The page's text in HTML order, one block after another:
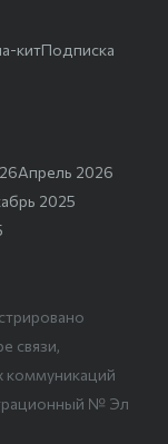
китПодписка
Апрель 2026
2025
связи,
коммуникаций
№ Эл